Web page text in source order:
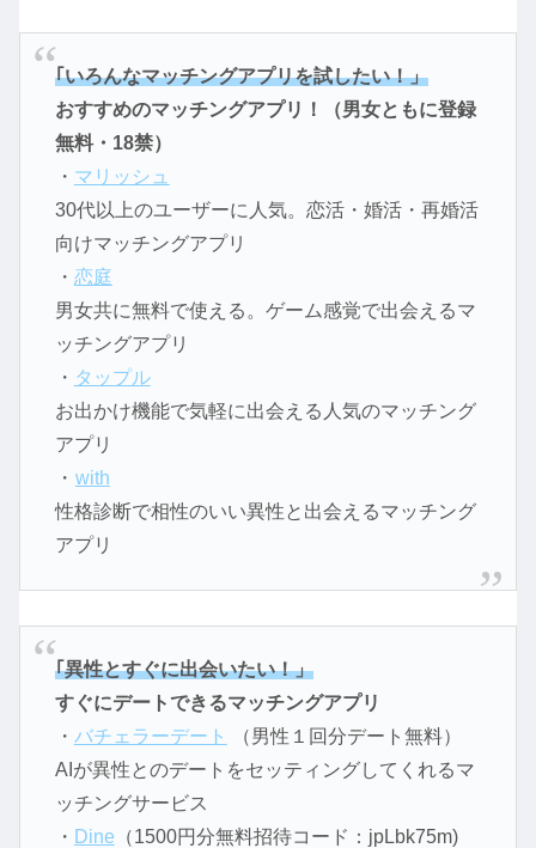
｢いろんなマッチングアプリを試したい！」
おすすめのマッチングアプリ！（男女ともに登録
無料・18禁）
・ マリッシュ
30代以上のユーザーに人気。恋活・婚活・再婚活
向けマッチングアプリ
・ 恋庭
男女共に無料で使える。ゲーム感覚で出会えるマ
ッチングアプリ
・ タップル
お出かけ機能で気軽に出会える人気のマッチング
アプリ
・ with
性格診断で相性のいい異性と出会えるマッチング
アプリ
｢異性とすぐに出会いたい！」
すぐにデートできるマッチングアプリ
・ バチェラーデート
（男性１回分デート無料）
AIが異性とのデートをセッティングしてくれるマ
ッチングサービス
・ Dine （1500円分無料招待コード：jpLbk75m)